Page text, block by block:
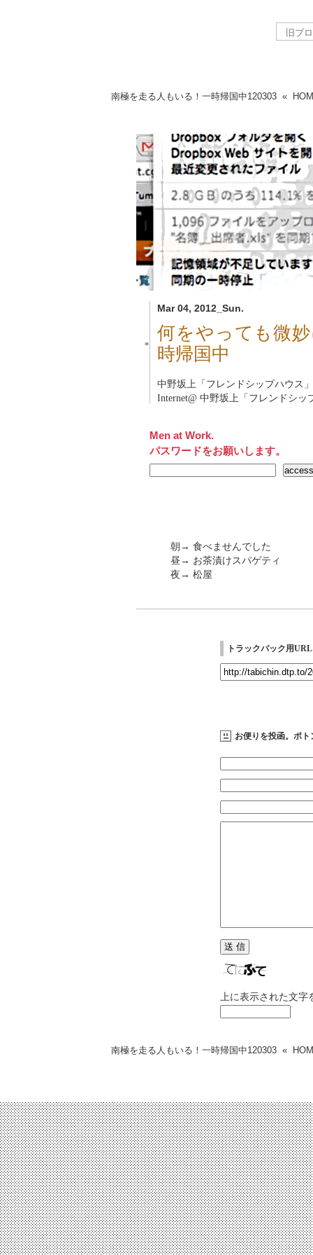
南極を走る人もいる！一時帰国中120303 «
Mar 04, 2012_Sun.
■
何をやっても微
時帰国中
中野坂上「フレンドシップハウス」
Internet@ 中野坂上「フレンドシッ
Men at Work.
パスワードをお願いします。
朝→ 食べませんでした
昼→ お茶漬けスパゲティ
夜→ 松屋
トラックバック用URL
お便りを投函。ポト
上に表示された文
南極を走る人もいる！一時帰国中120303 «